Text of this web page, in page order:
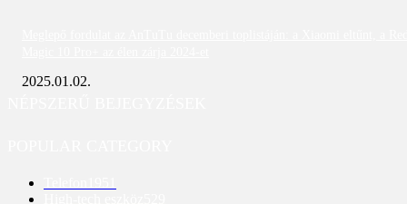
2025.01.02.